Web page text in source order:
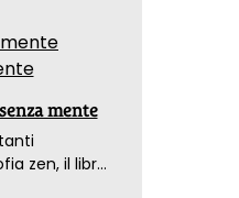
mente
zen, il libro